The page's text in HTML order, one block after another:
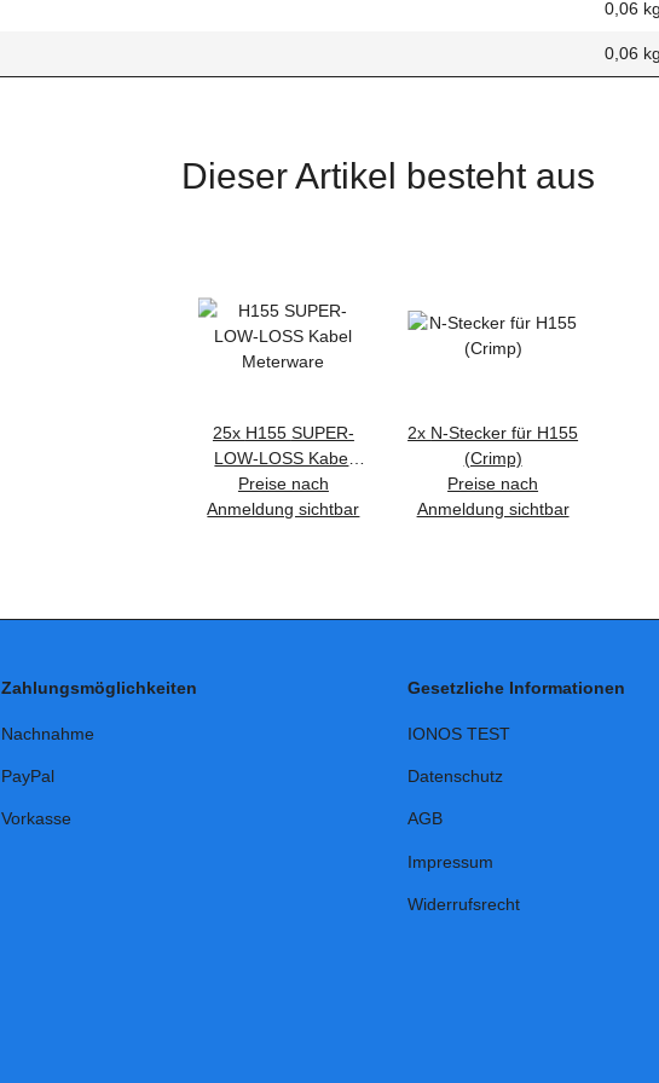
0,06
0,06
Dieser Artikel besteht aus
25x H155 SUPER-
LOW-LOSS Kabel
Meterware
Preise nach
Anmeldung sichtbar
2x N-Stecker für H155
(Crimp)
Preise nach
Anmeldung sichtbar
Zahlungsmöglichkeiten
Nachnahme
PayPal
Vorkasse
Gesetzliche Informationen
IONOS TEST
Datenschutz
AGB
Impressum
Widerrufsrecht